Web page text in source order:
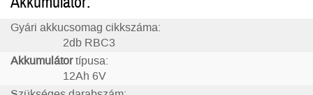
Gyári akkucsomag cikkszáma:
2db RBC3
Akkumulátortípusa:
12Ah 6V